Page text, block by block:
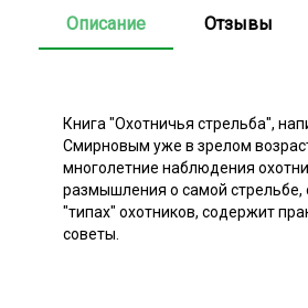
Описание Отзывы
Книга "Охотничья стрельба",
Смирновым уже в зрелом
многолетние наблюдения
размышления о самой стрельбе,
"типах" охотников, содержит
советы.